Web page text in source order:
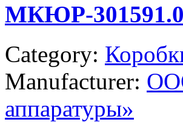
МКЮР-
Category:
Manufacturer:
аппаратуры»